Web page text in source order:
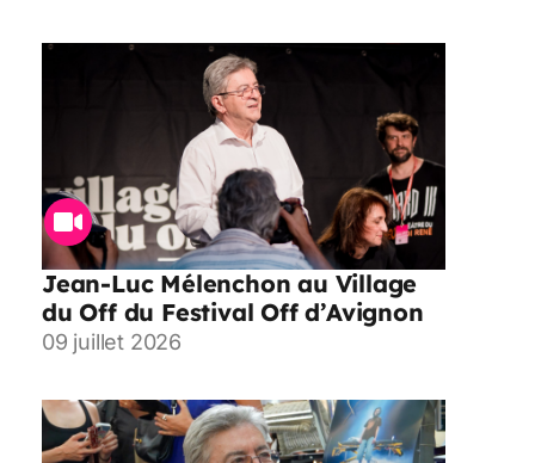
Jean-Luc Mélenchon au Village
du Off du Festival Off d’Avignon
09 juillet 2026